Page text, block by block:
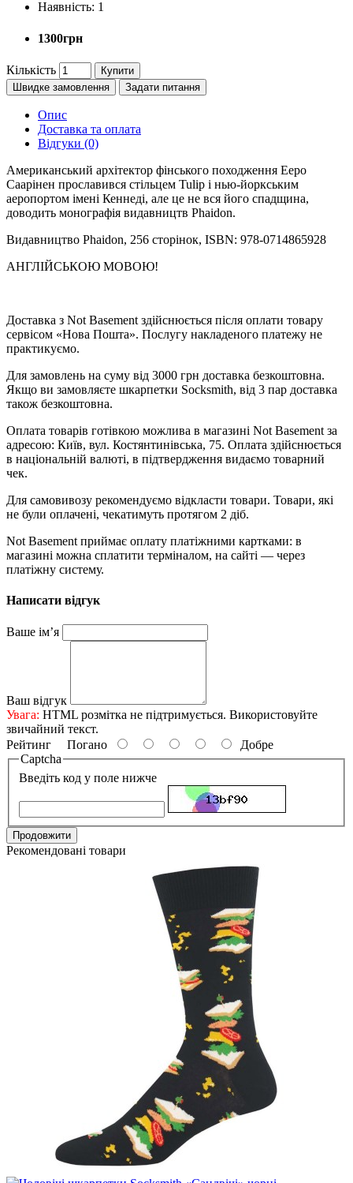
Наявність: 1
1300грн
Кількість
Купити
Швидке замовлення
Задати питання
Опис
Доставка та оплата
Відгуки (0)
Американський архітектор фінського походження Ееро
Саарінен прославився стільцем Tulip і нью-йоркським
аеропортом імені Кеннеді, але це не вся його спадщина,
доводить монографія видавництв Phaidon.
Видавництво Phaidon, 256 сторінок, ISBN: 978-0714865928
АНГЛІЙСЬКОЮ МОВОЮ!
Доставка з Not Basement здійснюється після оплати товару
сервісом «Нова Пошта». Послугу накладеного платежу не
практикуємо.
Для замовлень на суму від 3000 грн доставка безкоштовна.
Якщо ви замовляєте шкарпетки Socksmith, від 3 пар доставка
також безкоштовна.
Оплата товарів готівкою можлива в магазині Not Basement за
адресою: Київ, вул. Костянтинівська, 75. Оплата здійснюється
в національній валюті, в підтвердження видаємо товарний
чек.
Для самовивозу рекомендуємо відкласти товари. Товари, які
не були оплачені, чекатимуть протягом 2 діб.
Not Basement приймає оплату платіжними картками: в
магазині можна сплатити терміналом, на сайті — через
платіжну систему.
Написати відгук
Ваше ім’я
Ваш відгук
Увага: HTML розмітка не підтримується. Використовуйте
звичайний текст.
Рейтинг Погано
Добре
Captcha
Введіть код у поле нижче
Продовжити
Рекомендовані товари